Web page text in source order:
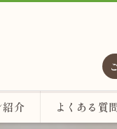
紹介 よくある質